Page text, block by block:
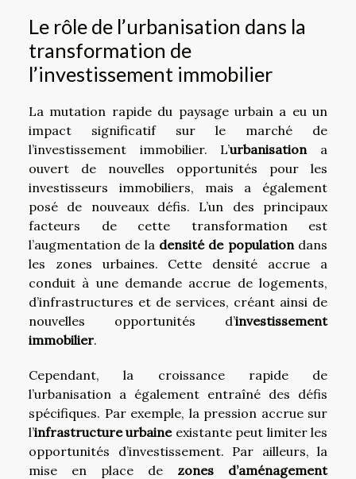
Le rôle de l’urbanisation dans la
transformation de
l’investissement immobilier
La mutation rapide du paysage urbain a eu un
impact significatif sur le marché de
l’investissement immobilier. L’urbanisation a
ouvert de nouvelles opportunités pour les
investisseurs immobiliers, mais a également
posé de nouveaux défis. L’un des principaux
facteurs de cette transformation est
l’augmentation de la densité de populationdans
les zones urbaines. Cette densité accrue a
conduit à une demande accrue de logements,
d’infrastructures et de services, créant ainsi de
nouvelles opportunités d’investissement
immobilier.
Cependant, la croissance rapide de
l’urbanisation a également entraîné des défis
spécifiques. Par exemple, la pression accrue sur
l’infrastructure urbaineexistante peut limiter les
opportunités d’investissement. Par ailleurs, la
mise en place de zones d’aménagement